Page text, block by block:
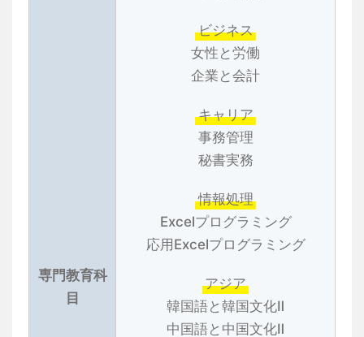
専門教育科
目
ビジネス
女性と労働
企業と会計
キャリア
事務管理
秘書実務
情報処理
Excelプログラミング
応用Excelプログラミング
アジア
韓国語と韓国文化Ⅱ
中国語と中国文化Ⅱ